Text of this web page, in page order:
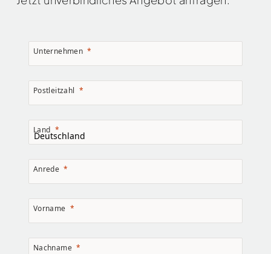
Unternehmen
Postleitzahl
Land
Anrede
Vorname
Nachname